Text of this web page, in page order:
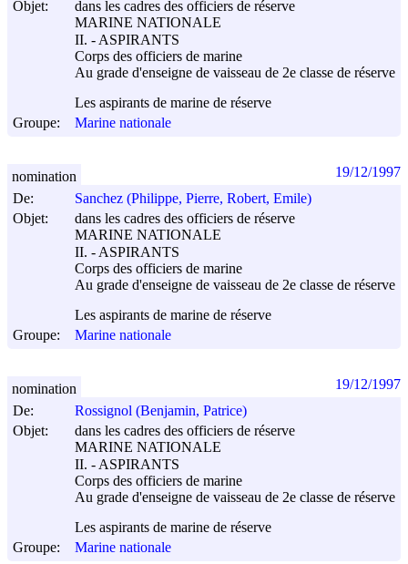
Objet:
dans les cadres des officiers de réserve
MARINE NATIONALE
II. - ASPIRANTS
Corps des officiers de marine
Au grade d'enseigne de vaisseau de 2e classe de réserve
Les aspirants de marine de réserve
Groupe:
Marine nationale
De:
Sanchez (Philippe, Pierre, Robert, Emile)
Objet:
dans les cadres des officiers de réserve
MARINE NATIONALE
II. - ASPIRANTS
Corps des officiers de marine
Au grade d'enseigne de vaisseau de 2e classe de réserve
Les aspirants de marine de réserve
Groupe:
Marine nationale
nomination 19/12/1997
De:
Rossignol (Benjamin, Patrice)
Objet:
dans les cadres des officiers de réserve
MARINE NATIONALE
II. - ASPIRANTS
Corps des officiers de marine
Au grade d'enseigne de vaisseau de 2e classe de réserve
Les aspirants de marine de réserve
Groupe:
Marine nationale
nomination 19/12/1997